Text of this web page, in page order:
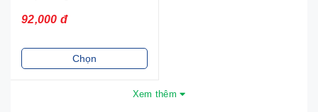
92,000 đ
Chọn
Xem thêm